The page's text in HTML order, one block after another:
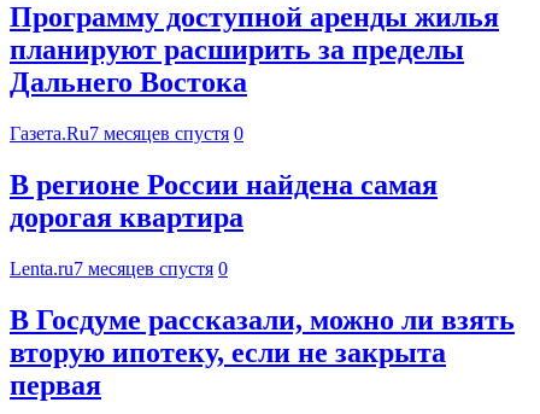
Программу доступной аренды жилья
планируют расширить за пределы
Дальнего Востока
Газета.Ru7 месяцев спустя 0
В регионе России найдена самая
дорогая квартира
Lenta.ru7 месяцев спустя 0
В Госдуме рассказали, можно ли взять
вторую ипотеку, если не закрыта
первая